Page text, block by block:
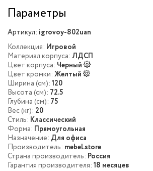
Параметры
Артикул: igrovoy-802uan
Коллекция: Игровой
Материал корпуса: ЛДСП
Цвет корпуса: Черный
Цвет кромки: Желтый
Ширина (см): 120
Высота (см): 72.5
Глубина (см): 75
Вес (кг): 20
Стиль: Классический
Форма: Прямоугольная
Назначение: Для офиса
Производитель: mebel.store
Страна производитель: Россия
Гарантия производителя: 18 месяцев